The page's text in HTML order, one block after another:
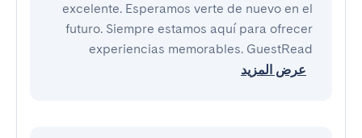
excelente. Esperamos verte de nuevo en el
futuro. Siempre estamos aquí para ofrecer
experiencias memorables. GuestRead
عرض المزيد